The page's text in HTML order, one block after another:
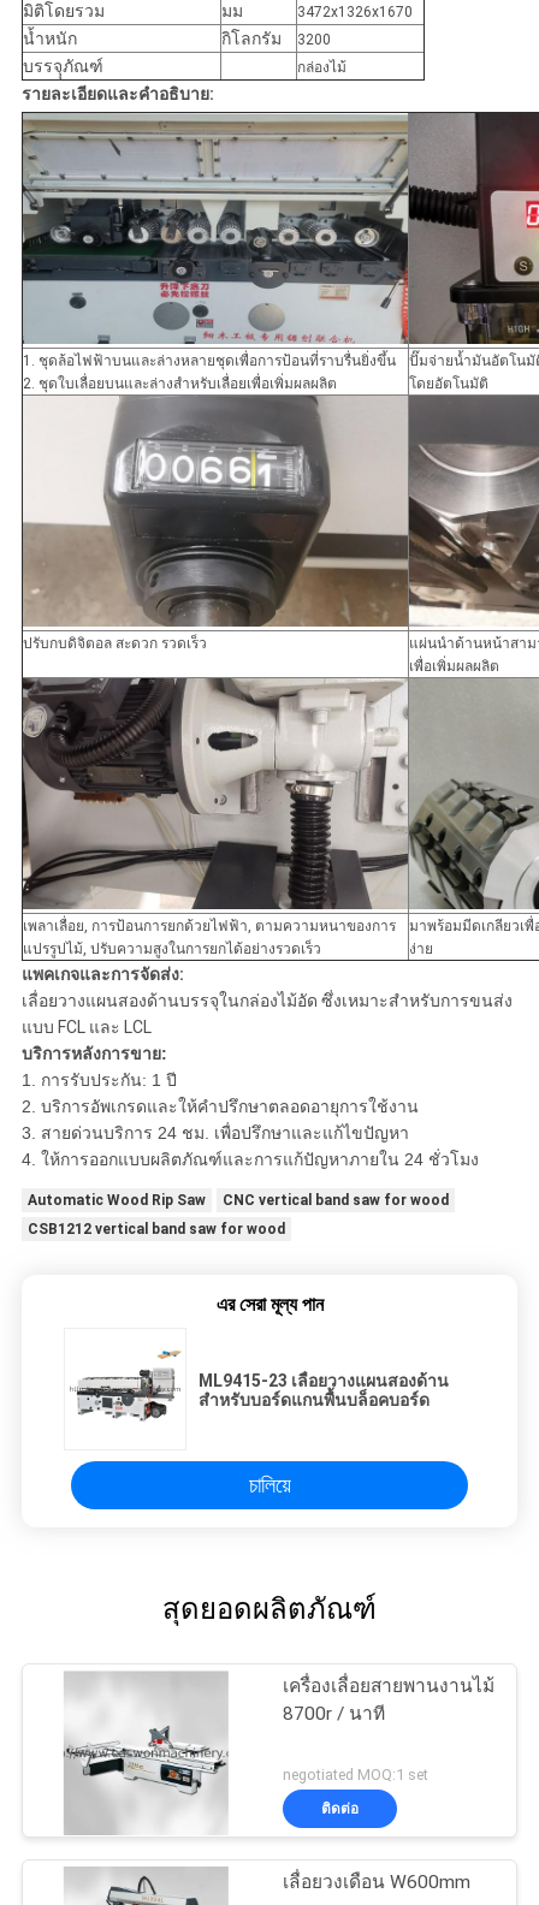
มิติโดยรวม มม 3472x1326x1670
น้ำหนัก กิโลกรัม 3200
บรรจุุภัณฑ์ กล่องไม้
รายละเอียดและคำอธิบาย:
1. ชุดล้อไฟฟ้าบนและล่างหลายชุดเพื่อการป้อนที่ราบรื่นยิ่งขึ้น
2. ชุดใบเลื่อยบนและล่างสำหรับเลื่อยเพื่อเพิ่มผลผลิต
ปั๊มจ่ายน้ำมันอัตโนมั
โดยอัตโนมัติ
ปรับกบดิจิตอล สะดวก รวดเร็ว
แผ่นนำด้านหน้าสา
เพื่อเพิ่มผลผลิต
เพลาเลื่อย, การป้อนการยกด้วยไฟฟ้า, ตามความหนาของการ
แปรรูปไม้, ปรับความสูงในการยกได้อย่างรวดเร็ว
มาพร้อมมีดเกลียวเ
ง่าย
แพคเกจและการจัดส่ง:
เลื่อยวางแผนสองด้านบรรจุในกล่องไม้อัด ซึ่งเหมาะสำหรับการขนส่ง
แบบ FCL และ LCL
บริการหลังการขาย:
1. การรับประกัน: 1 ปี
2. บริการอัพเกรดและให้คำปรึกษาตลอดอายุการใช้งาน
3. สายด่วนบริการ 24 ชม. เพื่อปรึกษาและแก้ไขปัญหา
4. ให้การออกแบบผลิตภัณฑ์และการแก้ปัญหาภายใน 24 ชั่วโมง
Automatic Wood Rip Saw
CNC vertical band saw for wood
CSB1212 vertical band saw for wood
এর সেরা মূল্য পান
ML9415-23 เลื่อยวางแผนสองด้าน
สำหรับบอร์ดแกนพื้นบล็อคบอร์ด
চালিয়ে
สุดยอดผลิตภัณฑ์
เครื่องเลื่อยสายพานงานไม้
8700r / นาที
negotiated MOQ:1 set
ติดต่อ
เลื่อยวงเดือน W600mm